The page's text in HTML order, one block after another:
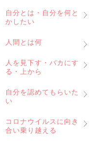
自分とは・自分を何と
かしたい
人間とは何
人を見下す・バカにす
る・上から
自分を認めてもらいた
い
コロナウイルスに向き
合い乗り越える